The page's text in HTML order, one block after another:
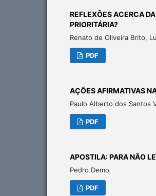
REFLEXÕES ACERCA
PRIORITÁRIA?
Renato de Oliveira Brito,
PDF
AÇÕES AFIRMATIVAS
Paulo Alberto dos Santos
PDF
APOSTILA: PARA NÃO
Pedro Demo
PDF